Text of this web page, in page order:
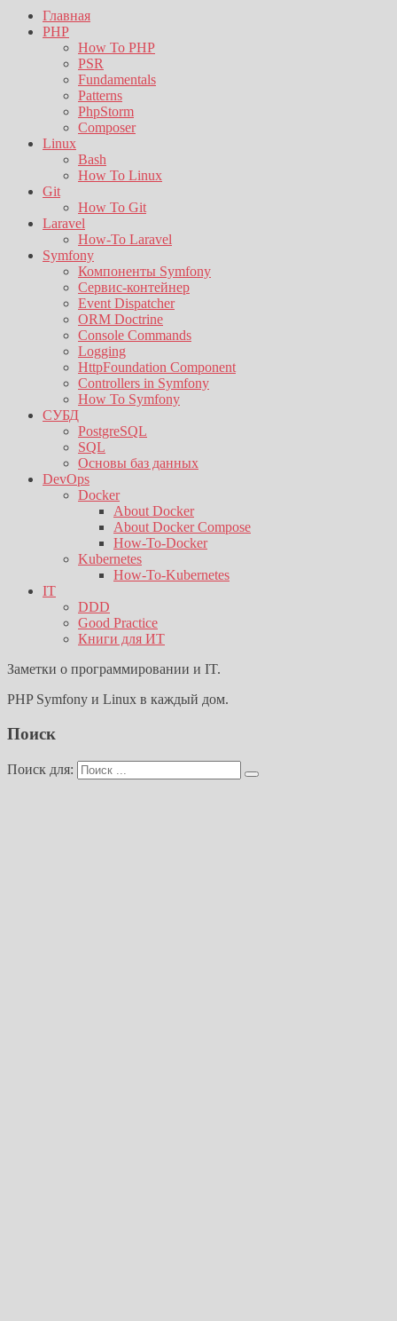
Главная
PHP
How To PHP
PSR
Fundamentals
Patterns
PhpStorm
Composer
Linux
Bash
How To Linux
Git
How To Git
Laravel
How-To Laravel
Symfony
Компоненты Symfony
Сервис-контейнер
Event Dispatcher
ORM Doctrine
Console Commands
Logging
HttpFoundation Component
Controllers in Symfony
How To Symfony
СУБД
PostgreSQL
SQL
Основы баз данных
DevOps
Docker
About Docker
About Docker Compose
How-To-Docker
Kubernetes
How-To-Kubernetes
IT
DDD
Good Practice
Книги для ИТ
Заметки о программировании и IT.
PHP Symfony и Linux в каждый дом.
Поиск
Поиск для: